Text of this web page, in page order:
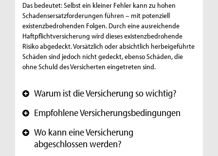
Das bedeutet: Selbst ein kleiner Fehler kann zu hohen
Schadensersatzforderungen führen – mit potenziell
existenzbedrohenden Folgen. Durch eine ausreichende
Haftpflichtversicherung wird dieses existenzbedrohende
Risiko abgedeckt. Vorsätzlich oder absichtlich herbeigeführte
Schäden sind jedoch nicht gedeckt, ebenso Schäden, die
ohne Schuld des Versicherten eingetreten sind.
+ Warum ist die Versicherung so wichtig?
+ Empfohlene Versicherungsbedingungen
+ Wo kann eine Versicherung
abgeschlossen werden?